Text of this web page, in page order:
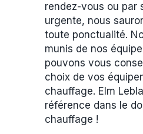
rendez-vous ou par
urgente, nous
toute ponctualité.
munis de nos
pouvons vous
choix de vos
chauffage. Elm
référence dans le
chauffage !